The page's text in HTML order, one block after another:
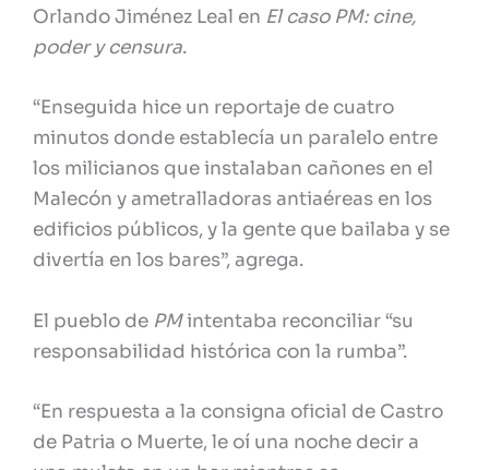
Orlando Jiménez Leal en El caso PM: cine,
poder y censura.
“Enseguida hice un reportaje de cuatro
minutos donde establecía un paralelo entre
los milicianos que instalaban cañones en el
Malecón y ametralladoras antiaéreas en los
edificios públicos, y la gente que bailaba y se
divertía en los bares”, agrega.
El pueblo de PMintentaba reconciliar “su
responsabilidad histórica con la rumba”.
“En respuesta a la consigna oficial de Castro
de Patria o Muerte, le oí una noche decir a